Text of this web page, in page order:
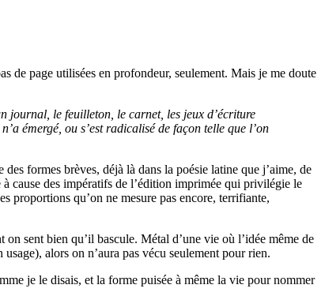
de page utilisées en profondeur, seulement. Mais je me doute
journal, le feuilleton, le carnet, les jeux d’écriture
émergé, ou s’est radicalisé de façon telle que l’on
formes brèves, déjà là dans la poésie latine que j’aime, de
cause des impératifs de l’édition imprimée qui privilégie le
proportions qu’on ne mesure pas encore, terrifiante,
sent bien qu’il bascule. Métal d’une vie où l’idée même de
alors on n’aura pas vécu seulement pour rien.
je le disais, et la forme puisée à même la vie pour nommer